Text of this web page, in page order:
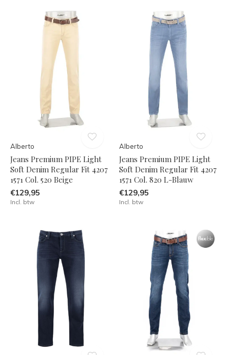
Alberto
Jeans Premium PIPE Light
Soft Denim Regular Fit 4207
1571 Col. 520 Beige
€129,95
Incl. btw
Alberto
Jeans Premium PIPE Light
Soft Denim Regular Fit 4207
1571 Col. 820 L-Blauw
€129,95
Incl. btw